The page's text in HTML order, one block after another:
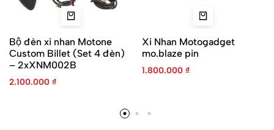
Bộ đèn xi nhan Motone
Custom Billet (Set 4 đèn)
– 2xXNM002B
2.100.000 ₫
Xi Nhan Motogadget
mo.blaze pin
1.800.000 ₫